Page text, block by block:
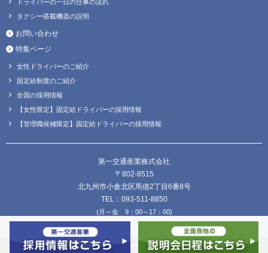
ドライバーの一日の仕事の流れ
タクシー搭載機器の説明
お問い合わせ
特集ページ
女性ドライバーのご紹介
固定給制度のご紹介
全国の採用情報
【女性限定】固定給ドライバーの採用情報
【管理職候補限定】固定給ドライバーの採用情報
第一交通産業株式会社
〒802-8515
北九州市小倉北区馬借2丁目6番8号
TEL：093-511-8850
(月～金 9：00～17：00)
FAX：093-511-8838
Copyright © DAIICHI KOUTSU SANGYO Co.,Ltd. all Rights Reserved.